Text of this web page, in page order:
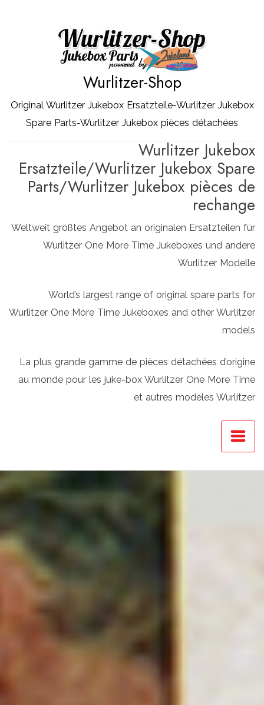
Wurlitzer-Shop
Original Wurlitzer Jukebox Ersatzteile-Wurlitzer Jukebox
Spare Parts-Wurlitzer Jukebox pièces détachées
Wurlitzer Jukebox
Ersatzteile/Wurlitzer Jukebox Spare
Parts/Wurlitzer Jukebox pièces de
rechange
Weltweit größtes Angebot an originalen Ersatzteilen für
Wurlitzer One More Time Jukeboxes und andere
Wurlitzer Modelle
World’s largest range of original spare parts for
Wurlitzer One More Time Jukeboxes and other Wurlitzer
models
La plus grande gamme de pièces détachées d’origine
au monde pour les juke-box Wurlitzer One More Time
et autres modèles Wurlitzer